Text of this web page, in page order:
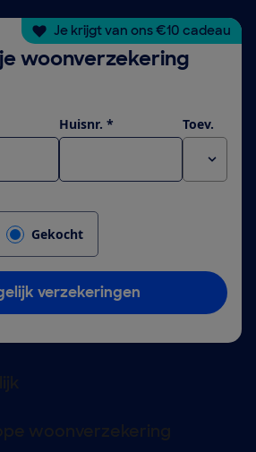
Je krijgt van ons €10 cadeau
woonverzekering
Huisnr. * Toev.
Gekocht
verzekeringen